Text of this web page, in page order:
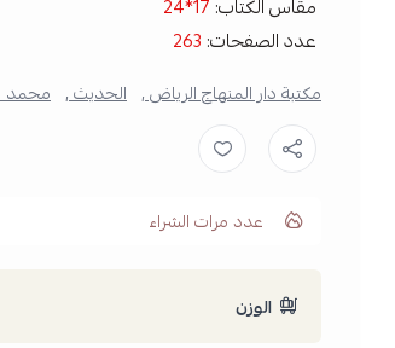
مقاس الكتاب: 17*24
عدد الصفحات: 263
مكتبة دار المنهاج الرياض , الحديث , محمد
عدد مرات الشراء
الوزن